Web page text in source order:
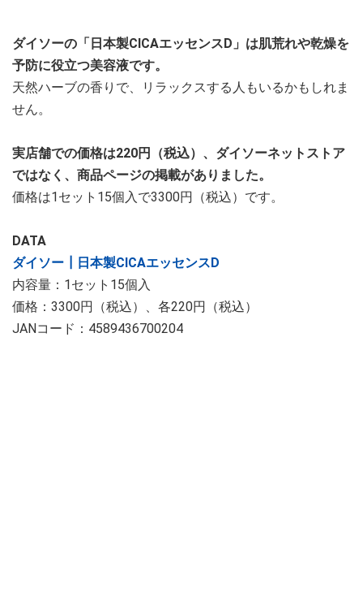
ダイソーの「日本製CICAエッセンスD」は肌荒れや乾燥を
予防に役立つ美容液です。
天然ハーブの香りで、リラックスする人もいるかもしれま
せん。
実店舗での価格は220円（税込）、ダイソーネットストア
ではなく、商品ページの掲載がありました。
価格は1セット15個入で3300円（税込）です。
DATA
ダイソー┃日本製CICAエッセンスD
内容量：1セット15個入
価格：3300円（税込）、各220円（税込）
JANコード：4589436700204